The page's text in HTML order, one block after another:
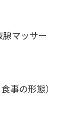
マッサー
事の形態）